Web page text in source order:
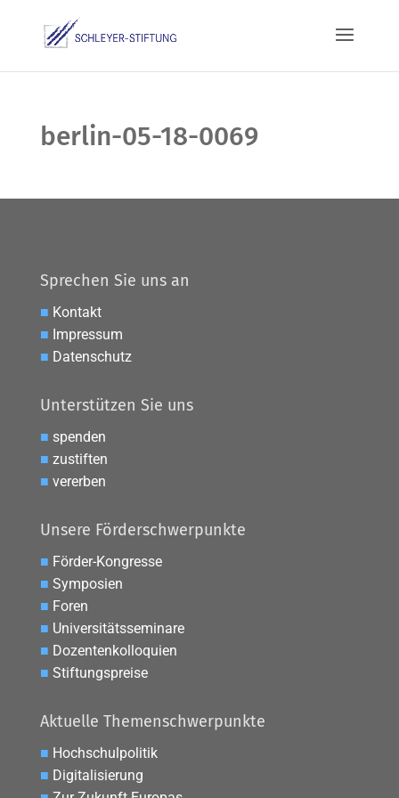
berlin-05-18-0069
Sprechen Sie uns an
■ Kontakt
■ Impressum
■ Datenschutz
Unterstützen Sie uns
■ spenden
■ zustiften
■ vererben
Unsere Förderschwerpunkte
■ Förder-Kongresse
■ Symposien
■ Foren
■ Universitätsseminare
■ Dozentenkolloquien
■ Stiftungspreise
Aktuelle Themenschwerpunkte
■ Hochschulpolitik
■ Digitalisierung